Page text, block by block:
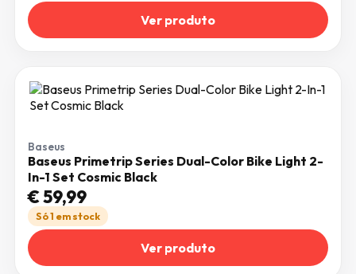
Ver produto
Baseus
Baseus Primetrip Series Dual-Color Bike Light 2-
In-1 Set Cosmic Black
€59,99
Só 1 em stock
Ver produto